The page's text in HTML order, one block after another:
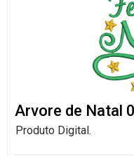
Arvore de Natal
Produto Digital.